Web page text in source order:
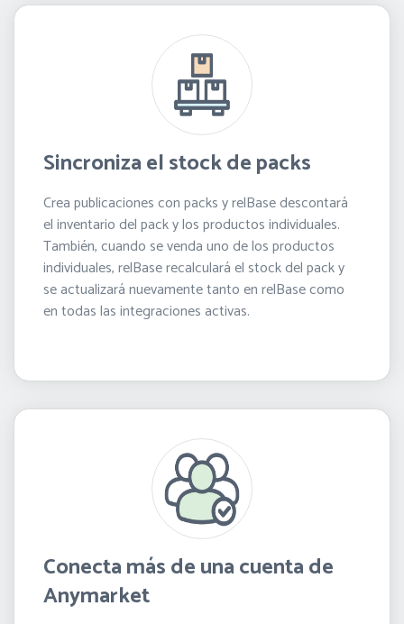
Sincroniza el stock de packs
Crea publicaciones con packs y relBase descontará
el inventario del pack y los productos individuales.
También, cuando se venda uno de los productos
individuales, relBase recalculará el stock del pack y
se actualizará nuevamente tanto en relBase como
en todas las integraciones activas.
Conecta más de una cuenta de
Anymarket